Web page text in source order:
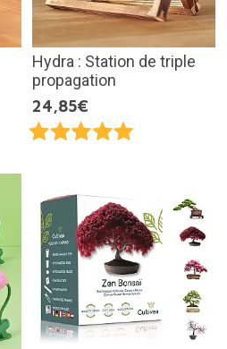
Hydra : Station de triple
propagation
24,85€